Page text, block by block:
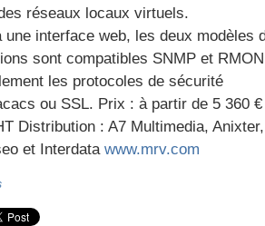
réseaux locaux virtuels.
interface web, les deux modèles
sont compatibles SNMP et
les protocoles de sécurité
ou SSL. Prix : à partir de 5 360 €
Distribution : A7 Multimedia, Anixter,
et Interdata www.mrv.com